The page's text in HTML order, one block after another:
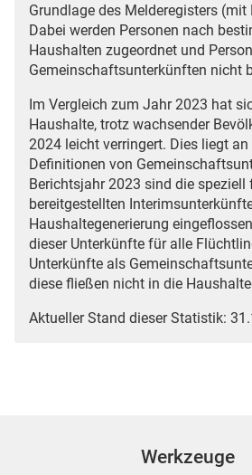
Grundlage des Melderegisters
Dabei werden Personen nach
Haushalten zugeordnet und
Gemeinschaftsunterkünften nicht
Im Vergleich zum Jahr 2023 hat
Haushalte, trotz wachsender
2024 leicht verringert. Dies liegt
Definitionen von
Berichtsjahr 2023 sind die speziell
bereitgestellten
Haushaltegenerierung
dieser Unterkünfte für alle
Unterkünfte als
diese fließen nicht in die
Aktueller Stand dieser Statistik:
Werkzeuge